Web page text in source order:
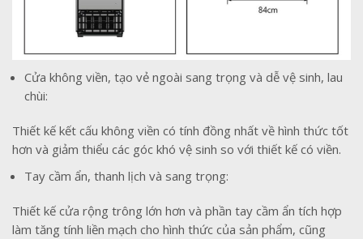
Cửa không viền, tạo vẻ ngoài sang trọng và dễ vệ sinh, lau
chùi:
Thiết kế kết cấu không viền có tính đồng nhất về hình thức tốt
hơn và giảm thiểu các góc khó vệ sinh so với thiết kế có viền.
Tay cầm ẩn, thanh lịch và sang trọng:
Thiết kế cửa rộng trông lớn hơn và phần tay cầm ẩn tích hợp
làm tăng tính liền mạch cho hình thức của sản phẩm, cũng